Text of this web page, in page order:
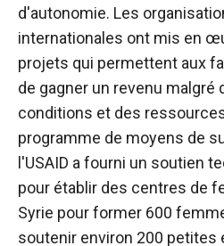
d'autonomie. Les
internationales ont mis en
projets qui permettent aux
de gagner un revenu malgré
conditions et des
programme de moyens de
l'USAID a fourni un soutien
pour établir des centres de
Syrie pour former 600
soutenir environ 200 petites